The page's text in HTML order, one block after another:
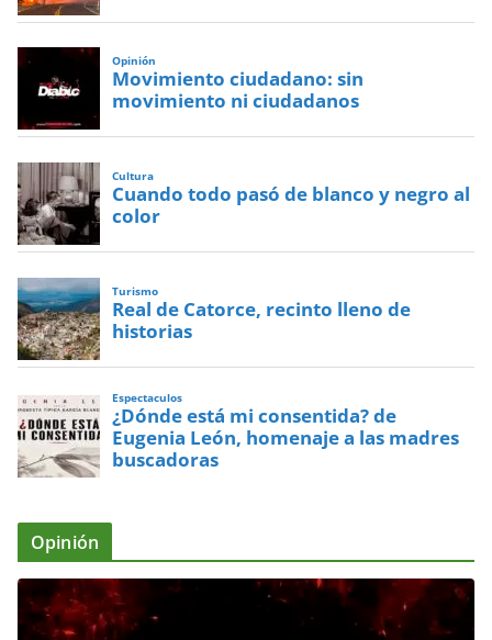
Opinión
Movimiento ciudadano: sin
movimiento ni ciudadanos
Cultura
Cuando todo pasó de blanco y negro al
color
Turismo
Real de Catorce, recinto lleno de
historias
Espectaculos
¿Dónde está mi consentida? de
Eugenia León, homenaje a las madres
buscadoras
Opinión